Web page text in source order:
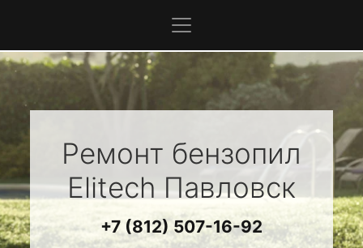
Ремонт бензопил
ElitechПавловск
+7 (812) 507-16-92